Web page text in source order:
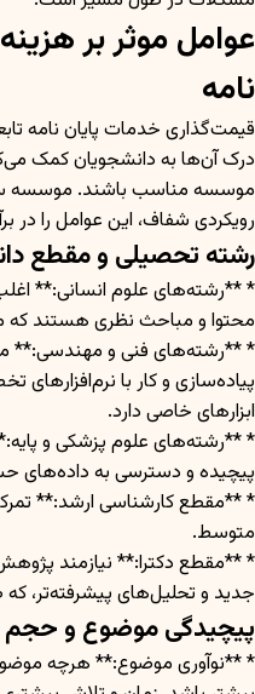
عوامل موثر بر
نامه
قیمت‌گذاری خدمات پایان نامه
درک آن‌ها به دانشجویان کمک
موسسه مناسب باشند. موسسه
رویکردی شفاف، این عوامل را در
رشته تحصیلی و مقطع
* **رشته‌های علوم انسانی:**
محتوا و مباحث نظری هستند که
* **رشته‌های فنی و مهندسی:**
پیاده‌سازی و کار با
ابزارهای خاصی دارد.
* **رشته‌های علوم پزشکی و
پیچیده و دسترسی به
* **مقطع کارشناسی ارشد:**
متوسط.
* **مقطع دکترا:** نیازمند
جدید و تحلیل‌های پیشرفته‌تر، که
پیچیدگی موضوع و حجم
* **نوآوری موضوع:** هرچه